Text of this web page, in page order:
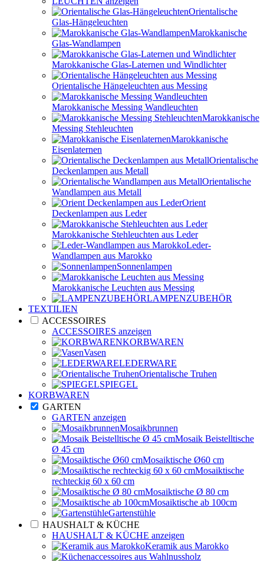
Orientalische
Glas-Hängeleuchten
Marokkanische
Glas-Wandlampen
Marokkanische Glas-Laternen und Windlichter
Orientalische Hängeleuchten aus Messing
Marokkanische Messing Wandleuchten
Marokkanische
Messing Stehleuchten
Marokkanische
Eisenlaternen
Orientalische
Deckenlampen aus Metall
Orientalische
Wandlampen aus Metall
Orient
Deckenlampen aus Leder
Marokkanische Stehleuchten aus Leder
Leder-
Wandlampen aus Marokko
Sonnenlampen
Marokkanische Leuchten aus Messing
LAMPENZUBEHÖR
TEXTILIEN
ACCESSOIRES
ACCESSOIRES anzeigen
KORBWAREN
Vasen
LEDERWARE
Orientalische Truhen
SPIEGEL
KORBWAREN
GARTEN
GARTEN anzeigen
Mosaikbrunnen
Mosaik Beistelltische
Ø 45 cm
Mosaiktische Ø60 cm
Mosaiktische
rechteckig 60 x 60 cm
Mosaiktische Ø 80 cm
Mosaiktische ab 100cm
Gartenstühle
HAUSHALT & KÜCHE
HAUSHALT & KÜCHE anzeigen
Keramik aus Marokko